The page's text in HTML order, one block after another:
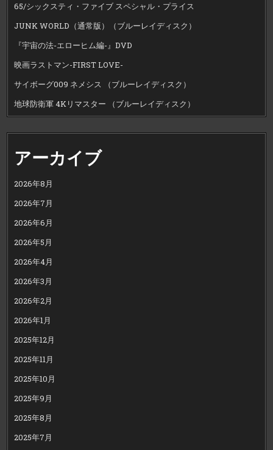
65/シックスティ・ファイブ スペシャル・プライス
JUNK WORLD（通常版）（ブルーレイディスク）
『宇宙の法-エローヒム編-』DVD
映画ラストマン-FIRST LOVE-
サイボーグ009 ネメシス （ブルーレイディスク）
地球防衛軍 4Kリマスター （ブルーレイディスク）
アーカイブ
2026年8月
2026年7月
2026年6月
2026年5月
2026年4月
2026年3月
2026年2月
2026年1月
2025年12月
2025年11月
2025年10月
2025年9月
2025年8月
2025年7月